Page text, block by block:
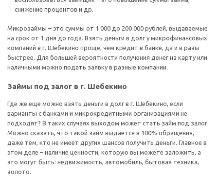
снижение процентов и др.
Микрозаймы – это суммы от 1 000 до 200 000 рублей, выдаваемые
на срок от 1 дня до года. Взять деньги в долг у микрофинансовых
компаний в г. Шебекино проще, чем кредит в банке, да и в разы
быстрее. Для большей вероятности получения денег на карту или
наличными можно подать заявку в разные компании.
Займы под залог в г. Шебекино
Где же еще можно взять деньги в долг в г. Шебекино, если
варианты с банками и микрокредитными организациями не
подходят? В таких случаях выходом может стать займ под залог.
Можно сказать, что такой займ выдается в 100% обращения,
даже тем, кто не имеет других шансов получить деньги. Главное в
этом деле – наличие ценности, которую вы можете заложить, а
это могут быть: недвижимость, автомобиль, бытовая техника,
золото.